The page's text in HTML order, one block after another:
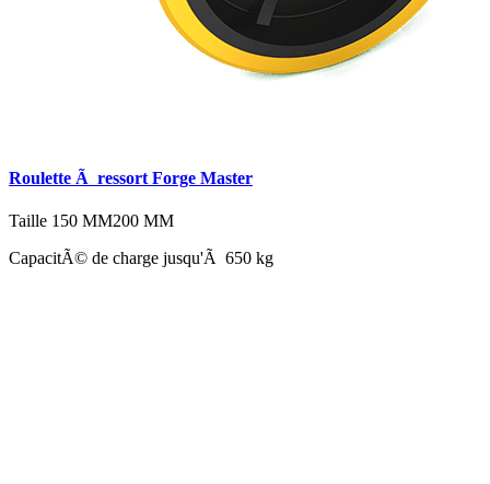
Roulette Ã ressort Forge Master
Taille 150 MM200 MM
CapacitÃ© de charge jusqu'Ã 650 kg